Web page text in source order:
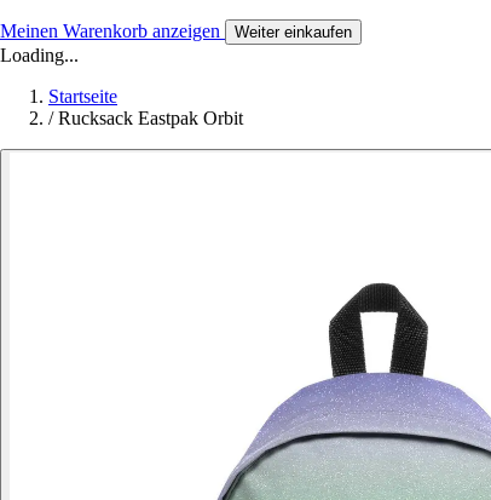
Meinen Warenkorb anzeigen Weiter einkaufen
Loading...
Startseite
/ Rucksack Eastpak Orbit